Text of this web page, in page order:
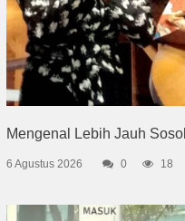
Mengenal Lebih Jauh
6 Agustus 2026 0 18